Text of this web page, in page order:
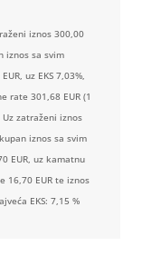
iznos 300,00
iznos sa svim
uz EKS 7,03%,
rate 301,68 EUR (1
Uz zatraženi iznos
iznos sa svim
EUR, uz kamatnu
16,70 EUR te iznos
EKS: 7,15 %